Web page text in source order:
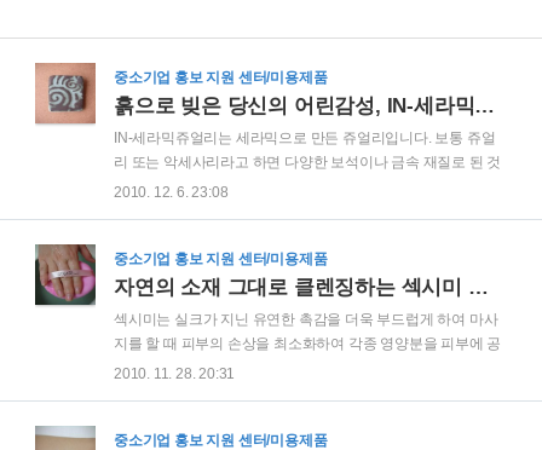
중소기업 홍보 지원 센터/미용제품
흙으로 빚은 당신의 어린감성, IN-세라믹쥬얼리
IN-세라믹쥬얼리는 세라믹으로 만든 쥬얼리입니다. 보통 쥬얼
리 또는 악세사리라고 하면 다양한 보석이나 금속 재질로 된 것
을 생각하게 됩니다. 바로 이런 점 때문에 세라믹쥬얼리라는 것
입니다. IN은 도자재라는 자연 친화적 재로로서 흙의 가소성을
이용한 독특한 질감과 형태의 표현, 풍부한 색감 표현으로 감성
업적인 이익보다는 소지하고 있는 것 만으로도 사람을 돋보이
게 하는 유일무이한 가치를 지닌 디자인과 품질을 담아낸 제품
이라고 할 수 있습니다. 약간은 투박해 보이지만 왠지 모를 고급
스러움과 멋스러움이 느껴지는 세라믹 브로우치입니다..
2010. 12. 6. 23:08
중소기업 홍보 지원 센터/미용제품
자연의 소재 그대로 클렌징하는 섹시미 스킨케어
섹시미는 실크가 지닌 유연한 촉감을 더욱 부드럽게 하여 마사
지를 할 때 피부의 손상을 최소화하여 각종 영양분을 피부에 공
급하여 맑고 깨끗한 피부를 만드는 세계최초의 100% 친환경 천
및 영양공급, 피지제거, 미백효과, 모공관리, 주름예방, 탄력증
2010. 11. 28. 20:31
중소기업 홍보 지원 센터/미용제품